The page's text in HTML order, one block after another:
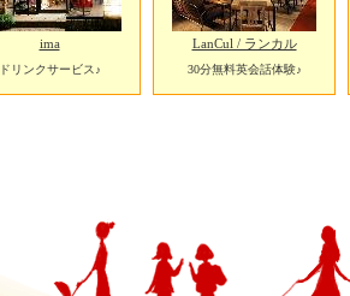
ima
ドリンクサービス♪
LanCul / ランカル
30分無料英会話体験♪